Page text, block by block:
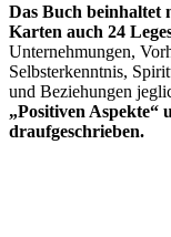
Das Buch beinhaltet
Karten auch 24
Unternehmungen,
Selbsterkenntnis,
und Beziehungen
„Positiven Aspekte“
draufgeschrieben.